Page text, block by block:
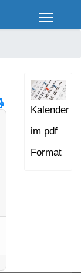
Kalender
im pdf
Format